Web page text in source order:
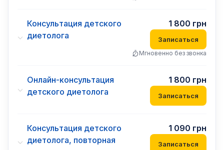
Консультация детского
диетолога
1 800 грн
Записаться
Мгновенно без звонка
Онлайн-консультация
детского диетолога
1 800 грн
Записаться
Консультация детского
диетолога, повторная
1 090 грн
Записаться